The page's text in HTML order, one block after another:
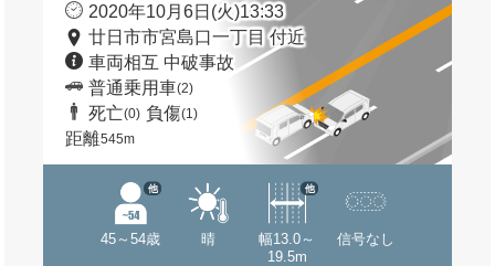
2020年10月6日(火)13:33
廿日市市宮島口一丁目 付近
車両相互 中破事故
普通乗用車(2)
死亡(0) 負傷(1)
距離545m
45～54歳
他
晴
幅13.0～
19.5m
他
信号なし